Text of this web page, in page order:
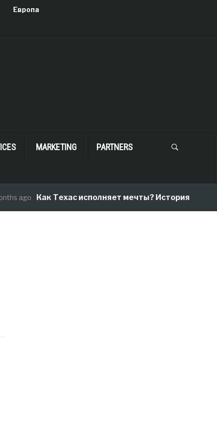
Европа
MARKETING PARTNERS
ago Как Техас исполняет мечты? История одного